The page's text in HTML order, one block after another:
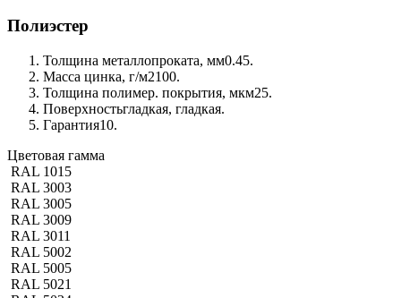
Полиэстер
Толщина металлопроката, мм0.45.
Масса цинка, г/м2100.
Толщина полимер. покрытия, мкм25.
Поверхностьгладкая, гладкая.
Гарантия10.
Цветовая гамма
RAL 1015
RAL 3003
RAL 3005
RAL 3009
RAL 3011
RAL 5002
RAL 5005
RAL 5021